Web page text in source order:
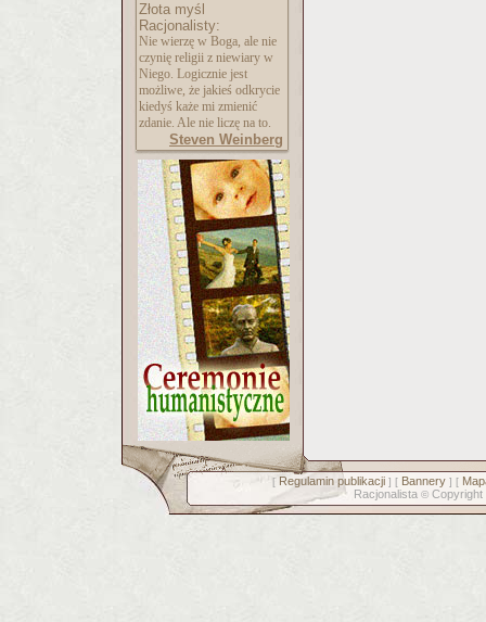
Złota myśl
Racjonalisty:
Nie wierzę w Boga, ale nie
czynię religii z niewiary w
Niego. Logicznie jest
możliwe, że jakieś odkrycie
kiedyś każe mi zmienić
zdanie. Ale nie liczę na to.
Steven Weinberg
[ Regulamin publikacji] [ Bannery] [
Racjonalista © Copyright